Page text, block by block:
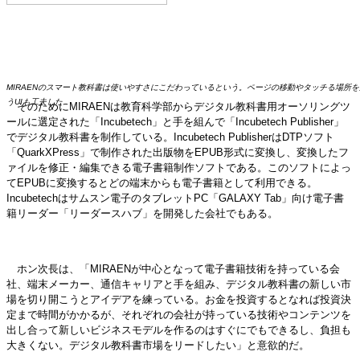
MIRAENのスマート教科書は使いやすさにこだわっているという。ページの移動やタッチる場所
うUIも工夫した
そのためにMIRAENは教育科学部からデジタル教科書用オーソリングツ
ールに選定された「Incubetech」と手を組んで「Incubetech Publisher」
でデジタル教科書を制作している。Incubetech PublisherはDTPソフト
「QuarkXPress」で制作された出版物をEPUB形式に変換し、変換したフ
ァイルを修正・編集できる電子書籍制作ソフトである。このソフトによっ
てEPUBに変換するとどの端末からも電子書籍として利用できる。
Incubetechはサムスン電子のタブレットPC「GALAXY Tab」向け電子書
籍リーダー「リーダースハブ」を開発した会社でもある。
ホン次長は、「MIRAENが中心となって電子書籍技術を持っている会
社、端末メーカー、通信キャリアと手を組み、デジタル教科書の新しい市
場を切り開こうとアイデアを練っている。お金を投資するとなれば投資決
定まで時間がかかるが、それぞれの会社が持っている技術やコンテンツを
出し合って新しいビジネスモデルを作るのはすぐにでもできるし、負担も
大きくない。デジタル教科書市場をリードしたい」と意欲的だ。